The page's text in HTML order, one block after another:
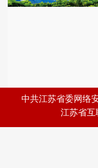
中共江苏省委网络
江苏省互